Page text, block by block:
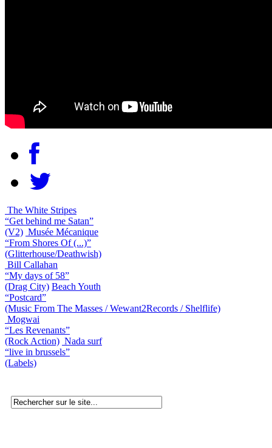
The White Stripes
“Get behind me Satan”
(V2) Musée Mécanique
“From Shores Of (...)”
(Glitterhouse/Deathwish)
Bill Callahan
“My days of 58”
(Drag City) Beach Youth
“Postcard”
(Music From The Masses / Wewant2Records / Shelflife)
Mogwai
“Les Revenants”
(Rock Action) Nada surf
“live in brussels”
(Labels)